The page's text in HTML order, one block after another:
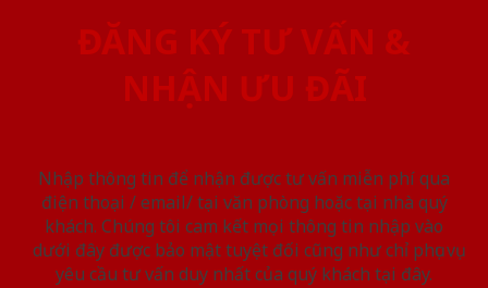
ĐĂNG KÝ TƯ VẤN &
NHẬN ƯU ĐÃI
Nhập thông tin để nhận được tư vấn miễn phí qua
điện thoại / email/ tại văn phòng hoặc tại nhà quý
khách. Chúng tôi cam kết mọi thông tin nhập vào
dưới đây được bảo mật tuyệt đối cũng như chỉ phục vụ
yêu cầu tư vấn duy nhất của quý khách tại đây.